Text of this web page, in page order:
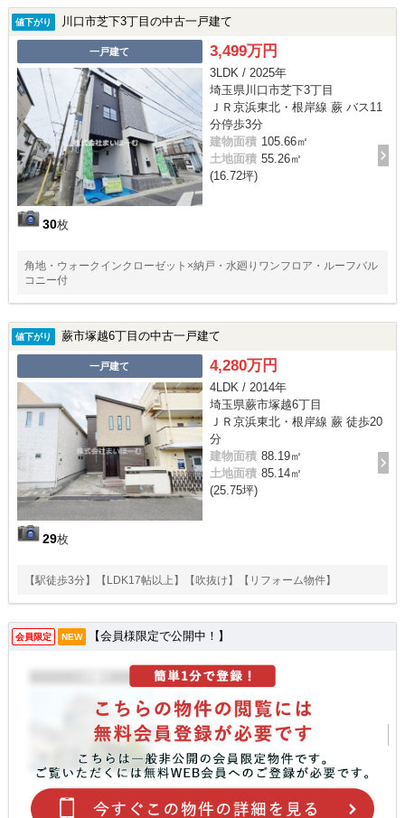
値下がり 川口市芝下3丁目の中古一戸建て
一戸建て
30枚
3,499万円
3LDK / 2025年
埼玉県川口市芝下3丁目
ＪＲ京浜東北・根岸線 蕨 バス11
分停歩3分
建物面積 105.66㎡
土地面積 55.26㎡
(16.72坪)
角地・ウォークインクローゼット×納戸・水廻りワンフロア・ルーフバル
コニー付
値下がり 蕨市塚越6丁目の中古一戸建て
一戸建て
29枚
4,280万円
4LDK / 2014年
埼玉県蕨市塚越6丁目
ＪＲ京浜東北・根岸線 蕨 徒歩20
分
建物面積 88.19㎡
土地面積 85.14㎡
(25.75坪)
【駅徒歩3分】【LDK17帖以上】【吹抜け】【リフォーム物件】
会員限定 NEW 【会員様限定で公開中！】